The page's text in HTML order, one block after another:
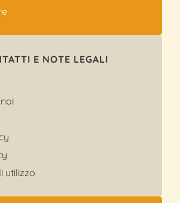
E NOTE LEGALI
utilizzo